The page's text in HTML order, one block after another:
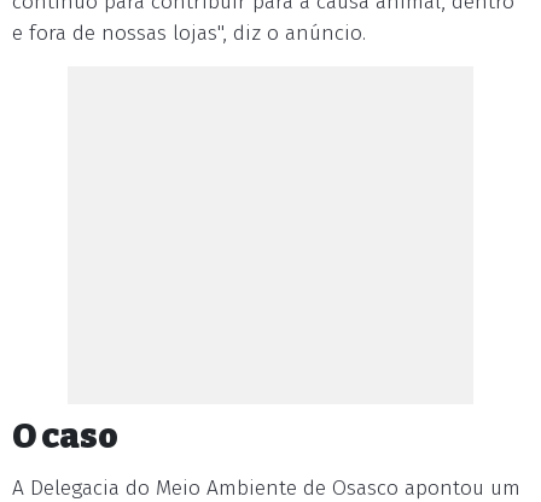
e fora de nossas lojas", diz o anúncio.
O caso
A Delegacia do Meio Ambiente de Osasco apontou um